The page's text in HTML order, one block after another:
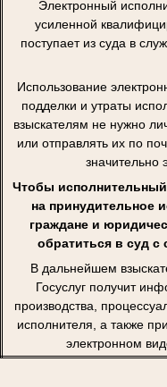
Электронный
усиленной
поступает из суда в
Использование
подделки и утраты
взыскателям не нужно
или отправлять их по
значительно
Чтобы
на принудительное
граждане и
обратиться в суд
В дальнейшем
Госуслуг получит
производства,
исполнителя, а также
электронном